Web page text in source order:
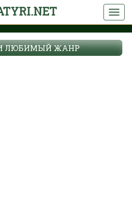
ЛЮБИМЫЙ ЖАНР